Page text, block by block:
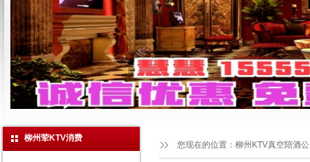
柳州荤KTV消费
您现在的位置： 柳州KTV真空陪酒